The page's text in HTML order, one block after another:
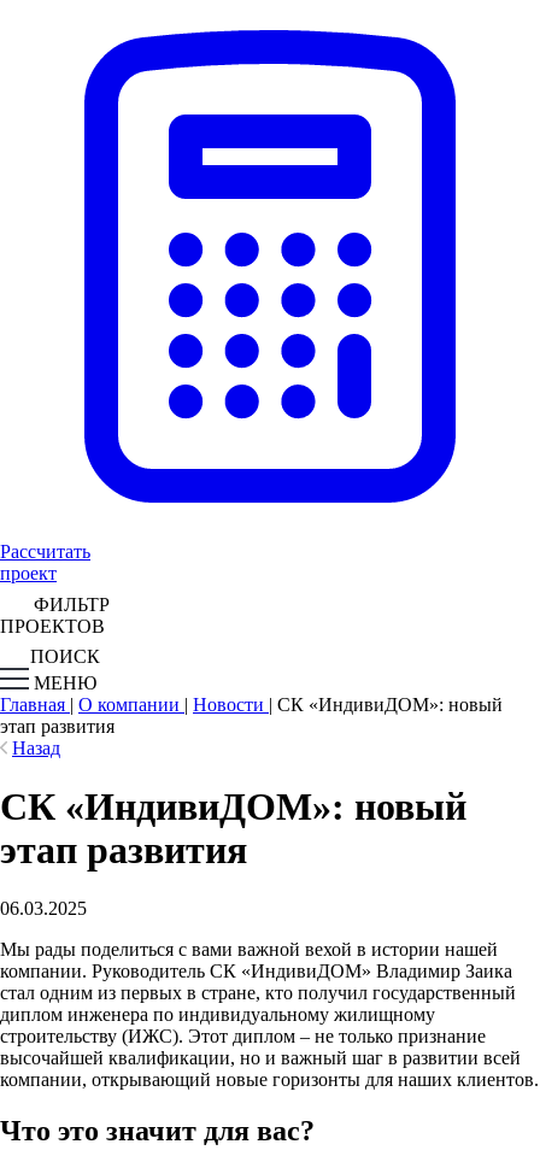
Рассчитать
проект
ФИЛЬТР
ПРОЕКТОВ
ПОИСК
МЕНЮ
Главная | О компании | Новости | СК «ИндивиДОМ»: новый
этап развития
Назад
СК «ИндивиДОМ»: новый
этап развития
06.03.2025
Мы рады поделиться с вами важной вехой в истории нашей
компании. Руководитель СК «ИндивиДОМ» Владимир Заика
стал одним из первых в стране, кто получил государственный
диплом инженера по индивидуальному жилищному
строительству (ИЖС). Этот диплом – не только признание
высочайшей квалификации, но и важный шаг в развитии всей
компании, открывающий новые горизонты для наших клиентов.
Что это значит для вас?